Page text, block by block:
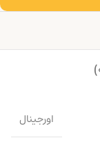
اورجینال